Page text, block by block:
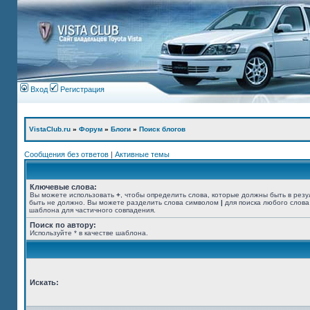
Вход Регистрация
VistaClub.ru » Форум » Блоги » Поиск блогов
Сообщения без ответов | Активные темы
Ключевые слова:
Вы можете использовать + , чтобы определить слова, которые должны быть в
быть не должно. Вы можете разделить слова символом | для поиска любого
шаблона для частичного совпадения.
Поиск по автору:
Используйте * в качестве шаблона.
Искать: